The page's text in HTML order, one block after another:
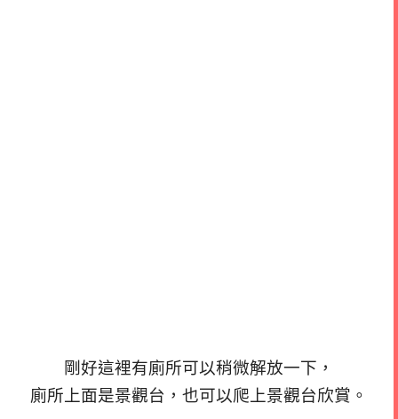
剛好這裡有廁所可以稍微解放一下，
廁所上面是景觀台， 也可以爬上景觀台欣賞。